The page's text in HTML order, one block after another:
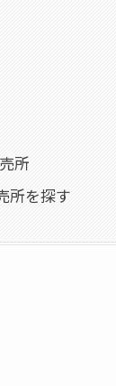
所
所を探す